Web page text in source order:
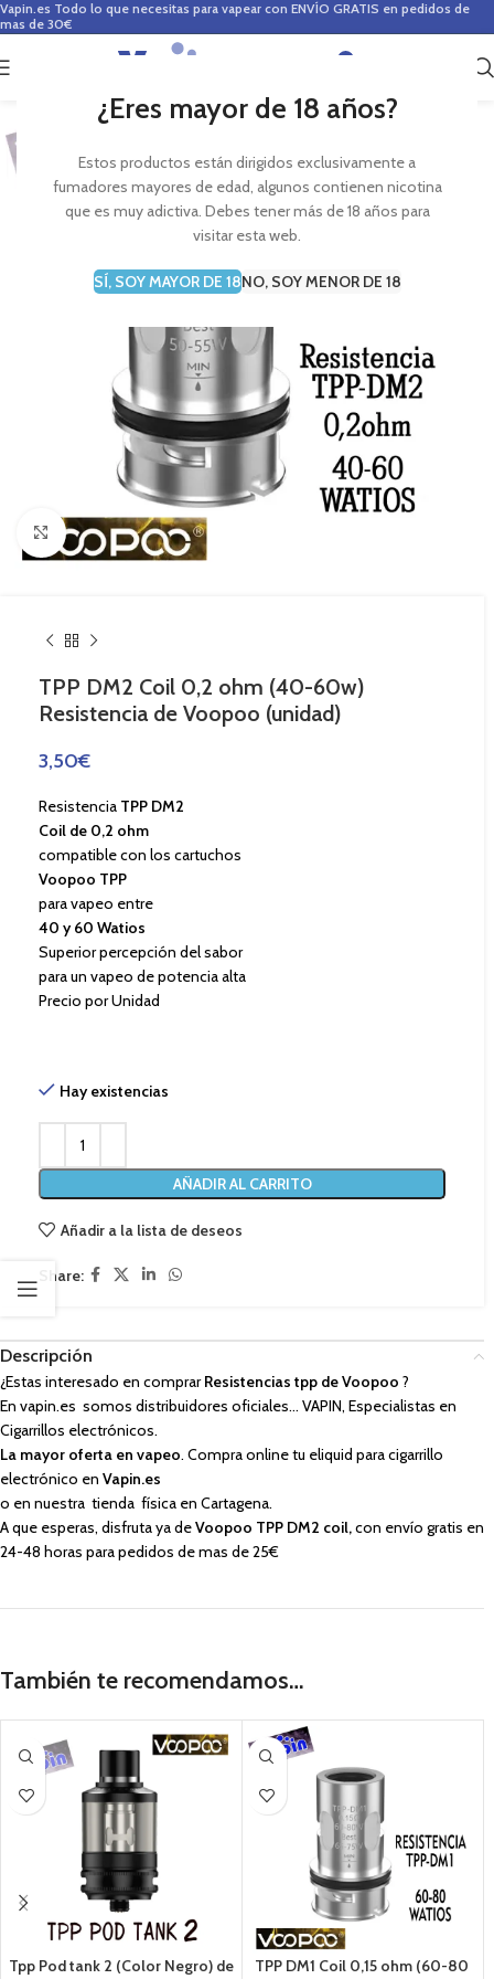
¿Eres mayor de 18 años?
Estos productos están dirigidos exclusivamente a
fumadores mayores de edad, algunos contienen nicotina
que es muy adictiva. Debes tener más de 18 años para
visitar esta web.
SÍ, SOY MAYOR DE 18NO, SOY MENOR DE 18
Vapin.es Todo lo que necesitas para vapear con ENVÍO GRATIS en pedidos de
mas de 30€
0
Haga Click para agrandar
TPP DM2 Coil 0,2 ohm (40-60w)
Resistencia de Voopoo (unidad)
3,50€
Resistencia TPP DM2
Coil de 0,2 ohm
compatible con los cartuchos
Voopoo TPP
para vapeo entre
40 y 60 Watios
Superior percepción del sabor
para un vapeo de potencia alta
Precio por Unidad
Hay existencias
AÑADIR AL CARRITO
Añadir a la lista de deseos
Share:
Descripción
¿Estas interesado en comprarResistencias tpp de Voopoo ?
En vapin.es somos distribuidores oficiales… VAPIN, Especialistas en
Cigarrillos electrónicos.
La mayor oferta en vapeo. Compra online tu eliquid para cigarrillo
electrónico en Vapin.es
o en nuestra tienda física en Cartagena.
A que esperas, disfruta ya deVoopoo TPP DM2 coil,con envío gratis en
24-48 horas para pedidos de mas de 25€
También te recomendamos…
Tpp Pod tank 2 (Color Negro) de
TPP DM1 Coil 0,15 ohm (60-80